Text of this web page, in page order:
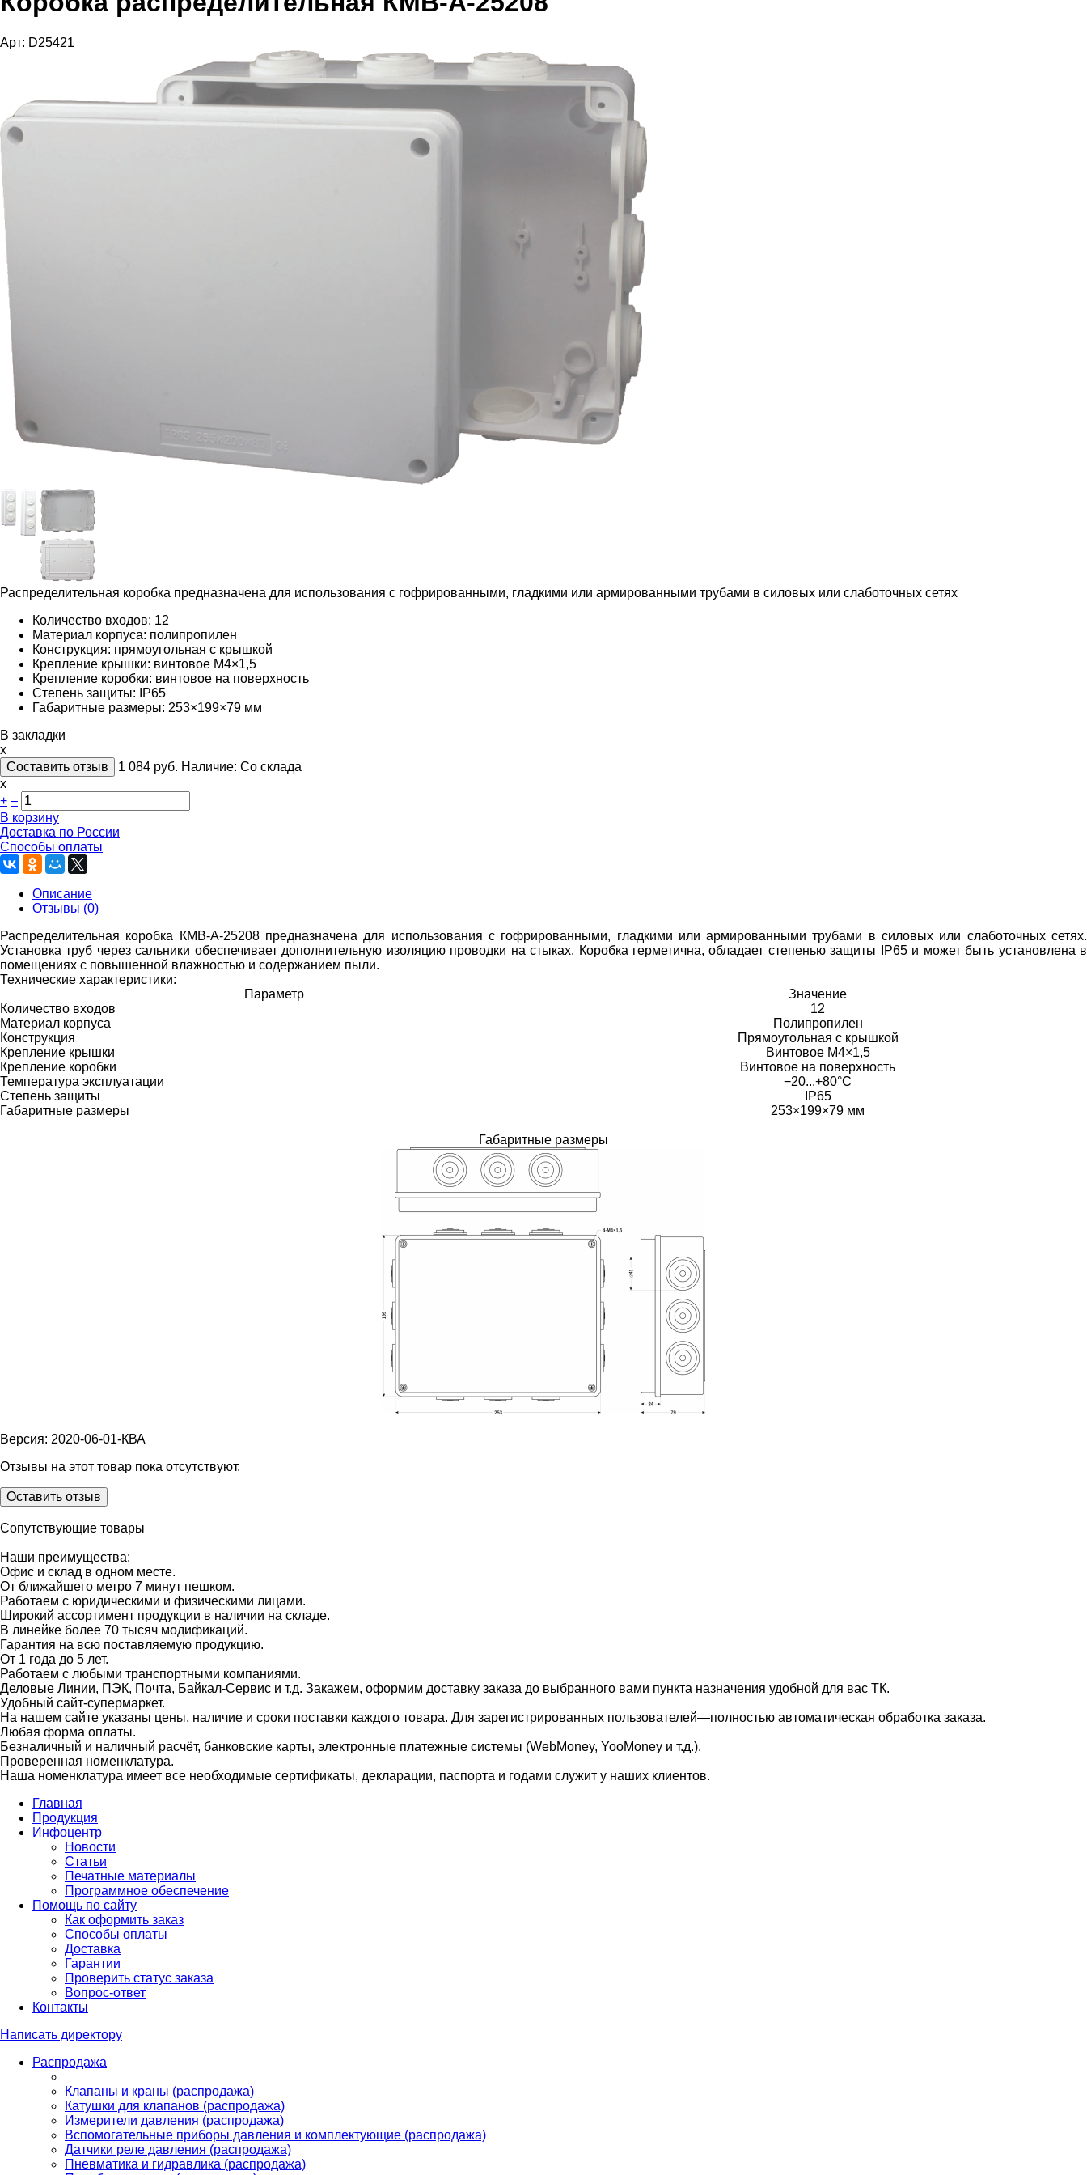
Арт: D25421
Распределительная коробка предназначена для использования с гофрированными, гладкими или армированными трубами в силовых или слаботочных сетях
Количество входов: 12
Материал корпуса: полипропилен
Конструкция: прямоугольная с крышкой
Крепление крышки: винтовое М4×1,5
Крепление коробки: винтовое на поверхность
Степень защиты: IP65
Габаритные размеры: 253×199×79 мм
В закладки
x
Составить отзыв
1 084 руб. Наличие: Со склада
х
+ –
В корзину
Доставка по России
Способы оплаты
Описание
Отзывы (0)
Распределительная коробка КМВ-А-25208 предназначена для использования с гофрированными, гладкими или армированными трубами в силовых или слаботочных сетях.
Установка труб через сальники обеспечивает дополнительную изоляцию проводки на стыках. Коробка герметична, обладает степенью защиты IP65 и может быть установлена в
помещениях с повышенной влажностью и содержанием пыли.
Технические характеристики:
Параметр
Значение
Количество входов
12
Материал корпуса
Полипропилен
Конструкция
Прямоугольная с крышкой
Крепление крышки
Винтовое М4×1,5
Крепление коробки
Винтовое на поверхность
Температура эксплуатации
−20...+80°C
Степень защиты
IP65
Габаритные размеры
253×199×79 мм
Габаритные размеры
Версия: 2020-06-01-КВА
Отзывы на этот товар пока отсутствуют.
Оставить отзыв
Сопутствующие товары
Наши преимущества:
Офис и склад в одном месте.
От ближайшего метро 7 минут пешком.
Работаем с юридическими и физическими лицами.
Широкий ассортимент продукции в наличии на складе.
В линейке более 70 тысяч модификаций.
Гарантия на всю поставляемую продукцию.
От 1 года до 5 лет.
Работаем с любыми транспортными компаниями.
Деловые Линии, ПЭК, Почта, Байкал-Сервис и т.д. Закажем, оформим доставку заказа до выбранного вами пункта назначения удобной для вас ТК.
Удобный сайт-супермаркет.
На нашем сайте указаны цены, наличие и сроки поставки каждого товара. Для зарегистрированных пользователей—полностью автоматическая обработка заказа.
Любая форма оплаты.
Безналичный и наличный расчёт, банковские карты, электронные платежные системы (WebMoney, YooMoney и т.д.).
Проверенная номенклатура.
Наша номенклатура имеет все необходимые сертификаты, декларации, паспорта и годами служит у наших клиентов.
Главная
Продукция
Инфоцентр
Новости
Статьи
Печатные материалы
Программное обеспечение
Помощь по сайту
Как оформить заказ
Способы оплаты
Доставка
Гарантии
Проверить статус заказа
Вопрос-ответ
Контакты
Написать директору
Распродажа
Клапаны и краны (распродажа)
Катушки для клапанов (распродажа)
Измерители давления (распродажа)
Вспомогательные приборы давления и комплектующие (распродажа)
Датчики реле давления (распродажа)
Пневматика и гидравлика (распродажа)